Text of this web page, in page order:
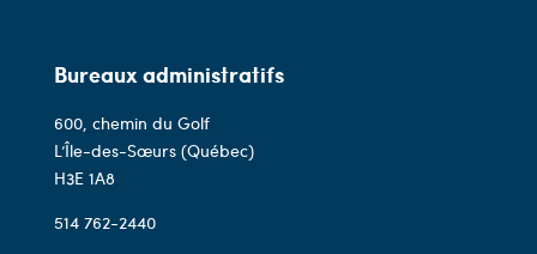
Bureaux administratifs
600, chemin du Golf
L’Île-des-Sœurs (Québec)
H3E 1A8
514 762-2440